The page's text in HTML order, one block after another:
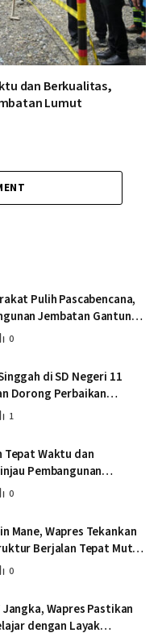
dan Berkualitas,
Lumut
Pulih Pascabencana,
Jembatan Gantung
0
di SD Negeri 11
Dorong Perbaikan
1
Tepat Waktu dan
Pembangunan
0
Mane, Wapres Tekankan
Berjalan Tepat Mutu
0
Wapres Pastikan
dengan Layak